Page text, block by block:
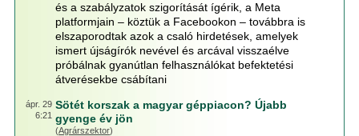
és a szabályzatok szigorítását ígérik, a Meta
platformjain – köztük a Facebookon – továbbra is
elszaporodtak azok a csaló hirdetések, amelyek
ismert újságírók nevével és arcával visszaélve
próbálnak gyanútlan felhasználókat befektetési
átverésekbe csábítani
ápr. 29
6:21
Sötét korszak a magyar géppiacon? Újabb
gyenge év jön
(Agrárszektor)